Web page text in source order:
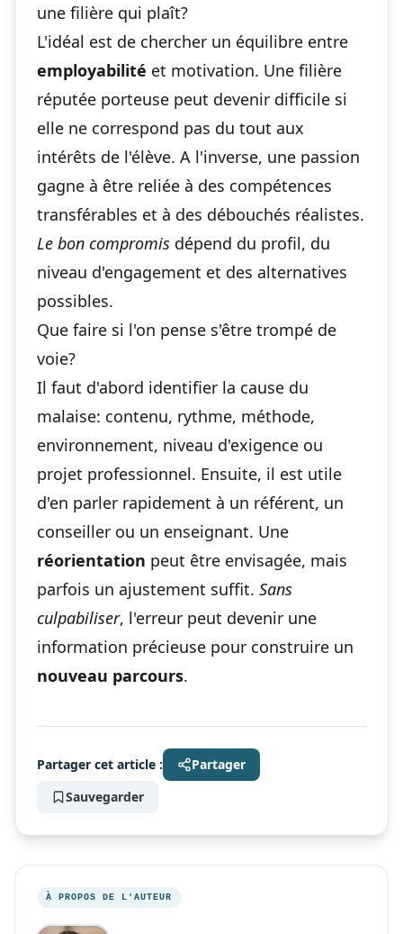
une filière qui plaît?
L'idéal est de chercher un équilibre entre
employabilité et motivation. Une filière
réputée porteuse peut devenir difficile si
elle ne correspond pas du tout aux
intérêts de l'élève. A l'inverse, une passion
gagne à être reliée à des compétences
transférables et à des débouchés réalistes.
Le bon compromis dépend du profil, du
niveau d'engagement et des alternatives
possibles.
Que faire si l'on pense s'être trompé de
voie?
Il faut d'abord identifier la cause du
malaise: contenu, rythme, méthode,
environnement, niveau d'exigence ou
projet professionnel. Ensuite, il est utile
d'en parler rapidement à un référent, un
conseiller ou un enseignant. Une
réorientation peut être envisagée, mais
parfois un ajustement suffit. Sans
culpabiliser, l'erreur peut devenir une
information précieuse pour construire un
nouveau parcours.
Partager cet article :
Partager
Sauvegarder
À PROPOS DE L'AUTEUR